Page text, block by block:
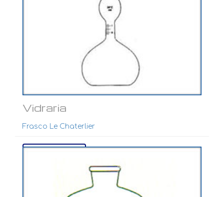
Vidraria
Frasco Le Chaterlier
Ver mais...